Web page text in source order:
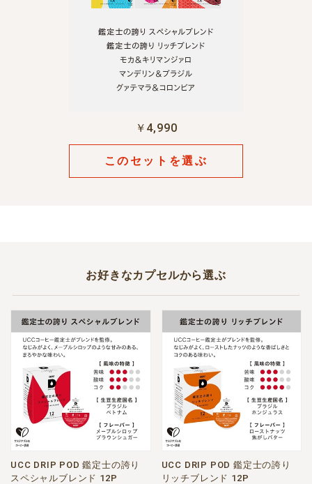
￥4,990
このセットを選ぶ
お好きなカプセルから選ぶ
UCC DRIP POD 鑑定士の誇り
スペシャルブレンド 12P
UCC DRIP POD 鑑定士の誇り
リッチブレンド 12P